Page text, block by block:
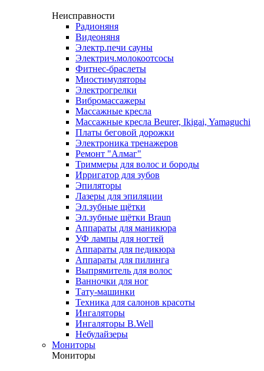
Неисправности
Радионяня
Видеоняня
Электр.печи сауны
Электрич.молокоотсосы
Фитнес-браслеты
Миостимуляторы
Электрогрелки
Вибромассажеры
Массажные кресла
Массажные кресла Beurer, Ikigai, Yamaguchi
Платы беговой дорожки
Электроника тренажеров
Ремонт "Алмаг"
Триммеры для волос и бороды
Ирригатор для зубов
Эпиляторы
Лазеры для эпиляции
Эл.зубные щётки
Эл.зубные щётки Braun
Аппараты для маникюра
УФ лампы для ногтей
Аппараты для педикюра
Аппараты для пилинга
Выпрямитель для волос
Ванночки для ног
Тату-машинки
Техника для салонов красоты
Ингаляторы
Ингаляторы B.Well
Небулайзеры
Мониторы
Мониторы